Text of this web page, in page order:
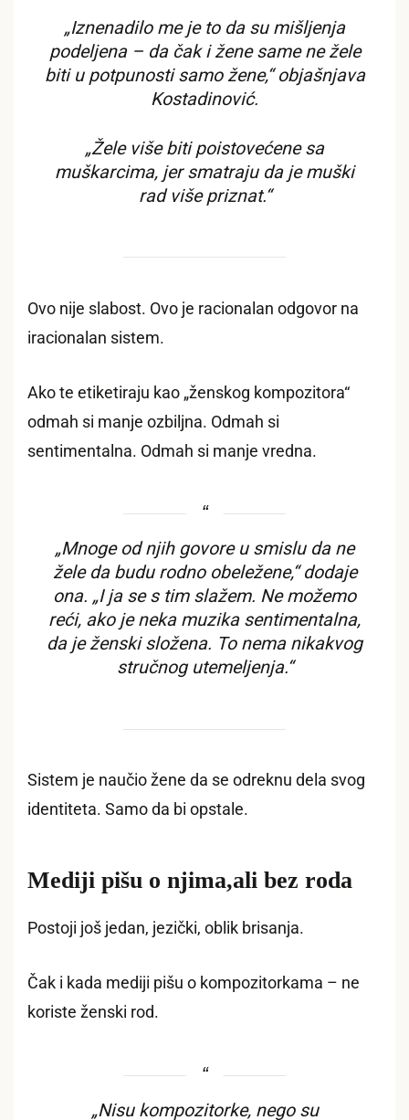
„Iznenadilo me je to da su mišljenja
podeljena – da čak i žene same ne žele
biti u potpunosti samo žene,“ objašnjava
Kostadinović.
„Žele više biti poistovećene sa
muškarcima, jer smatraju da je muški
rad više priznat.“
Ovo nije slabost. Ovo je racionalan odgovor na
iracionalan sistem.
Ako te etiketiraju kao „ženskog kompozitora“
odmah si manje ozbiljna. Odmah si
sentimentalna. Odmah si manje vredna.
„Mnoge od njih govore u smislu da ne
žele da budu rodno obeležene,“ dodaje
ona. „I ja se s tim slažem. Ne možemo
reći, ako je neka muzika sentimentalna,
da je ženski složena. To nema nikakvog
stručnog utemeljenja.“
Sistem je naučio žene da se odreknu dela svog
identiteta. Samo da bi opstale.
Mediji pišu o njima,ali bez roda
Postoji još jedan, jezički, oblik brisanja.
Čak i kada mediji pišu o kompozitorkama – ne
koriste ženski rod.
„Nisu kompozitorke, nego su